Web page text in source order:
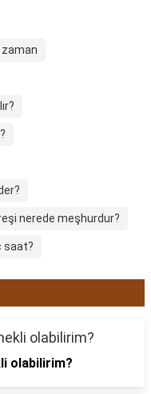
zaman
nerede meşhurdur?
saat?
olabilirim?